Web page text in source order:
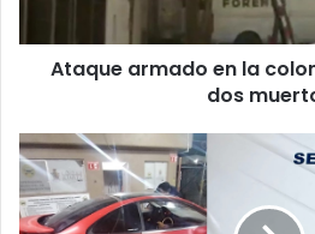
muertos
Ataque armado en la
dos
Detienen
a
hombre
armado